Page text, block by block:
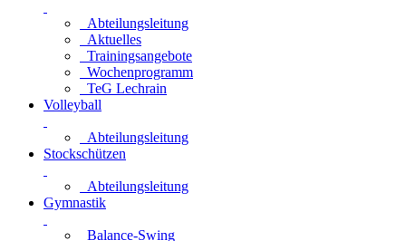
Abteilungsleitung
Aktuelles
Trainingsangebote
Wochenprogramm
TeG Lechrain
Volleyball
Abteilungsleitung
Stockschützen
Abteilungsleitung
Gymnastik
Balance-Swing